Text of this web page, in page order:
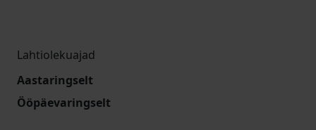
Lahtiolekuajad
Aastaringselt
Ööpäevaringselt